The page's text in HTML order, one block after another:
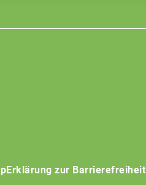
Erklärung zur Barrierefreiheit